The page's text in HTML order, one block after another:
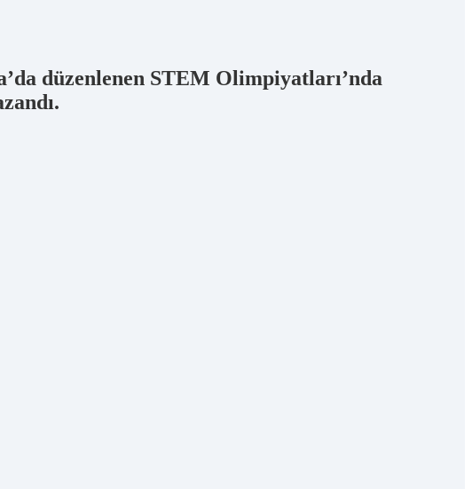
düzenlenen STEM Olimpiyatları’nda